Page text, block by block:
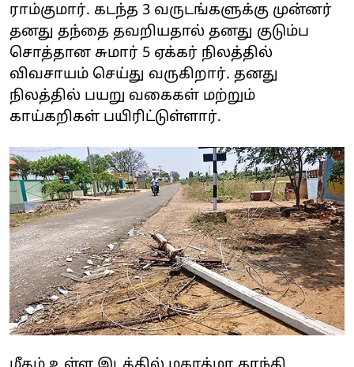
ராம்குமார். கடந்த 3 வருடங்களுக்கு முன்னர்
தனது தந்தை தவறியதால் தனது குடும்ப
சொத்தான சுமார் 5 ஏக்கர் நிலத்தில்
விவசாயம் செய்து வருகிறார். தனது
நிலத்தில் பயறு வகைகள் மற்றும்
காய்கறிகள் பயிரிட்டுள்ளார்.